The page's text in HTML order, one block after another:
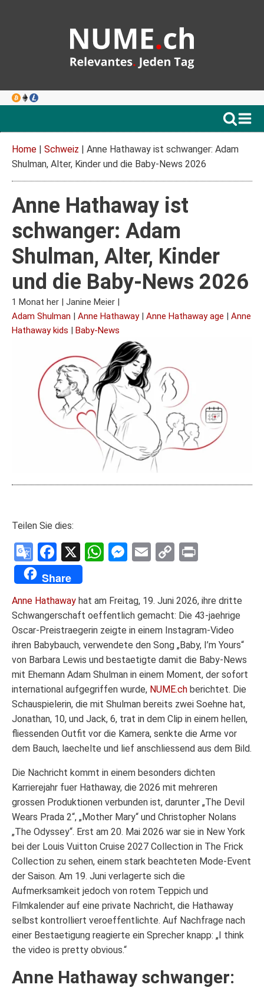
Home | Schweiz | Anne Hathaway ist schwanger: Adam
Shulman, Alter, Kinder und die Baby-News 2026
Anne Hathaway ist
schwanger: Adam
Shulman, Alter, Kinder
und die Baby-News 2026
1 Monat her | Janine Meier |
Adam Shulman | Anne Hathaway| Anne Hathaway age | Anne
Hathaway kids | Baby-News
Teilen Sie dies:
Google
Translate
Facebook
X WhatsApp
Messenger
Email
Copy
Share
Anne Hathaway hat am Freitag, 19. Juni 2026, ihre dritte
Schwangerschaft oeffentlich gemacht: Die 43-jaehrige
Oscar-Preistraegerin zeigte in einem Instagram-Video
ihren Babybauch, verwendete den Song „Baby, I’m Yours“
von Barbara Lewis und bestaetigte damit die Baby-News
mit Ehemann Adam Shulman in einem Moment, der sofort
international aufgegriffen wurde, NUME.ch berichtet. Die
Schauspielerin, die mit Shulman bereits zwei Soehne hat,
Jonathan, 10, und Jack, 6, trat in dem Clip in einem hellen,
fliessenden Outfit vor die Kamera, senkte die Arme vor
dem Bauch, laechelte und lief anschliessend aus dem Bild.
Die Nachricht kommt in einem besonders dichten
Karrierejahr fuer Hathaway, die 2026 mit mehreren
grossen Produktionen verbunden ist, darunter „The Devil
Wears Prada 2“, „Mother Mary“ und Christopher Nolans
„The Odyssey“. Erst am 20. Mai 2026 war sie in New York
bei der Louis Vuitton Cruise 2027 Collection in The Frick
Collection zu sehen, einem stark beachteten Mode-Event
der Saison. Am 19. Juni verlagerte sich die
Aufmerksamkeit jedoch von rotem Teppich und
Filmkalender auf eine private Nachricht, die Hathaway
selbst kontrolliert veroeffentlichte. Auf Nachfrage nach
einer Bestaetigung reagierte ein Sprecher knapp: „I think
the video is pretty obvious.“
Anne Hathaway schwanger: